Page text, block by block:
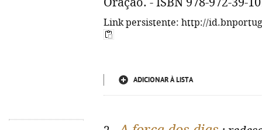
Link persistente: http://
ADICIONAR À LISTA